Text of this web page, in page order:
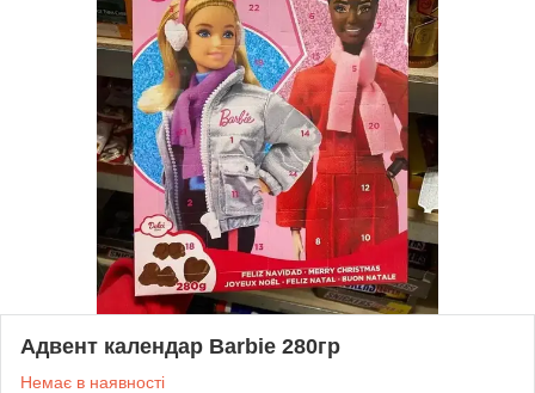
Адвент календар Barbie 280гр
Немає в наявності